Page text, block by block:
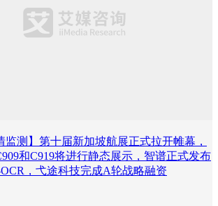
监测】第十届新加坡航展正式拉开帷幕，
和C919将进行静态展示，智谱正式发布
，弋途科技完成A轮战略融资